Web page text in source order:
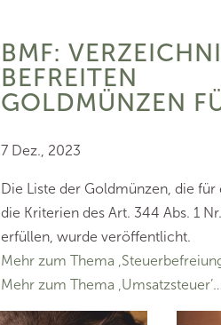
BMF:
BEFREITEN
GOLDMÜNZEN
7 Dez., 2023
Die Liste der Goldmünzen, die für
die Kriterien des Art. 344 Abs. 1
erfüllen, wurde veröffentlicht.
Mehr zum Thema
Mehr zum Thema ‚Umsatzsteuer’…